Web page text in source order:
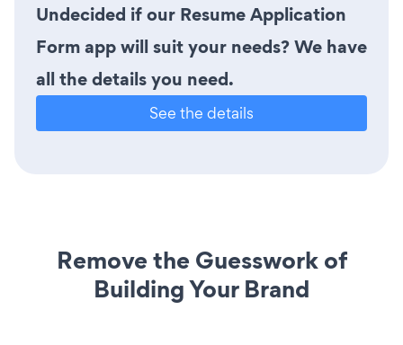
Undecided if our Resume Application
Form app will suit your needs? We have
all the details you need.
See the details
Remove the Guesswork of
Building Your Brand